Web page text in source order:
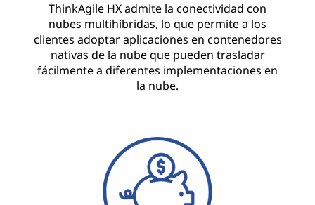
ThinkAgile HX admite la conectividad con
nubes multihíbridas, lo que permite a los
clientes adoptar aplicaciones en contenedores
nativas de la nube que pueden trasladar
fácilmente a diferentes implementaciones en
la nube.